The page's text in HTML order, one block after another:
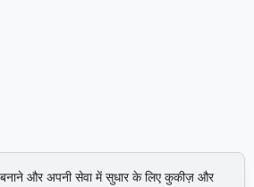
और अपनी सेवा में सुधार के लिए कुकीज़ और